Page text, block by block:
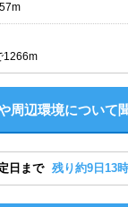
1266m
周辺環境について
日まで 残り約9日13